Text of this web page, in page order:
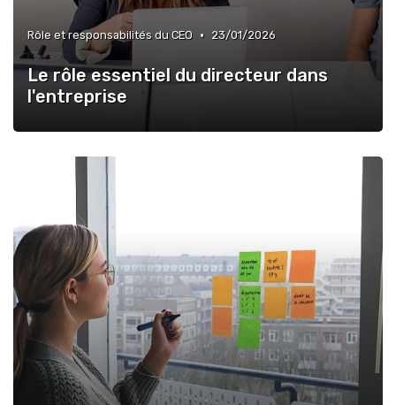
Rôle et responsabilités du CEO • 23/01/2026
Le rôle essentiel du directeur dans
l'entreprise